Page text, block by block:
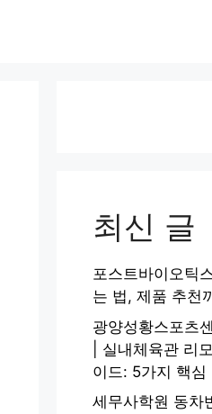
최신 글
포스트바이오틱
는 법, 제품 추천
광양성황스포츠
| 실내체육관 리
이드: 5가지 핵심
세무사학원 동차